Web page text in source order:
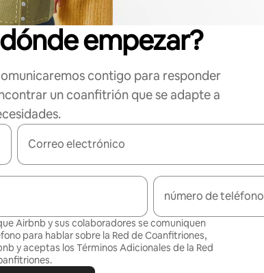
empezar?
contigo para responder
un coanfitrión que se adapte a
Correo electrónico
número de teléfono
Airbnb y sus colaboradores se comuniquen
para hablar sobre la Red de Coanfitriones,
y aceptas los Términos Adicionales de la Red
.